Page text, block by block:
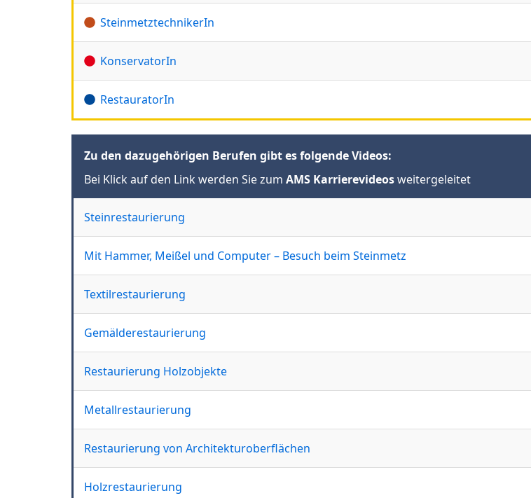
SteinmetztechnikerIn
KonservatorIn
RestauratorIn
Zu den dazugehörigen Berufen gibt es folgende Videos:
Bei Klick auf den Link werden Sie zum AMS Karrierevideosweitergeleitet
Steinrestaurierung
Mit Hammer, Meißel und Computer – Besuch beim Steinmetz
Textilrestaurierung
Gemälderestaurierung
Restaurierung Holzobjekte
Metallrestaurierung
Restaurierung von Architekturoberflächen
Holzrestaurierung